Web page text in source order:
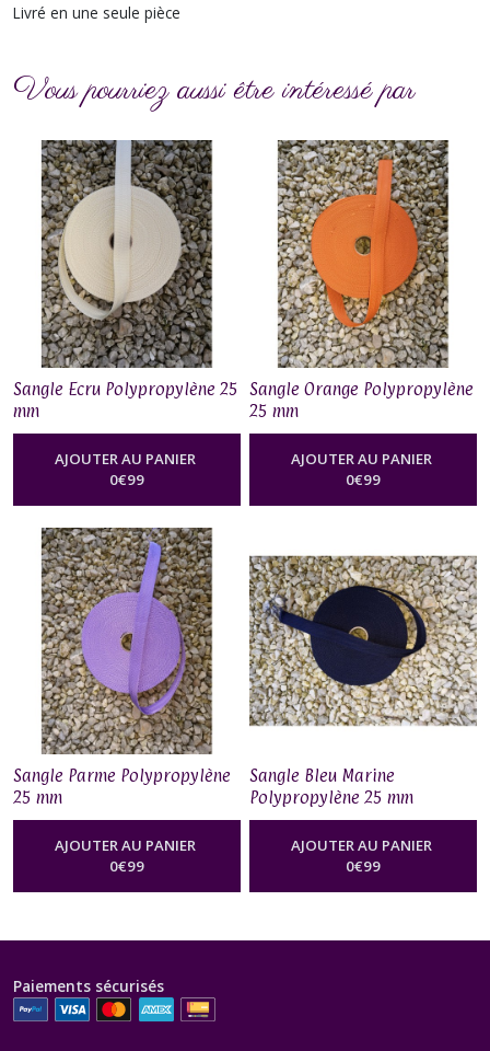
Livré en une seule pièce
Vous pourriez aussi être intéressé par
Sangle Ecru Polypropylène 25
mm
AJOUTER AU PANIER
0€99
Sangle Orange Polypropylène
25 mm
AJOUTER AU PANIER
0€99
Sangle Parme Polypropylène
25 mm
AJOUTER AU PANIER
0€99
Sangle Bleu Marine
Polypropylène 25 mm
AJOUTER AU PANIER
0€99
Paiements sécurisés